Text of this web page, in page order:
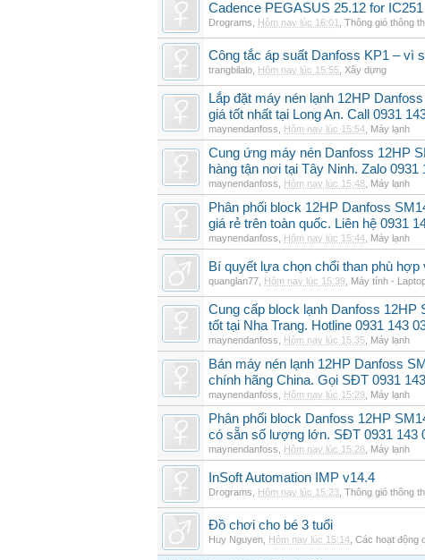
Cadence PEGASUS 25.12 for IC251
Drograms Hôm nay lúc 16:01 Thông gió thông
Công tắc áp suất Danfoss KP1 – vì
trangbilalo Hôm nay lúc 15:55 Xây dựng
Lắp đặt máy nén lạnh 12HP
giá tốt nhất tại Long An. Call 0931
maynendanfoss Hôm nay lúc 15:54 Máy lạnh
Cung ứng máy nén Danfoss 12HP
hàng tận nơi tại Tây Ninh. Zalo 0931
maynendanfoss Hôm nay lúc 15:48 Máy lạnh
Phân phối block 12HP Danfoss
giá rẻ trên toàn quốc. Liên hệ 0931
maynendanfoss Hôm nay lúc 15:44 Máy lạnh
Bí quyết lựa chọn chổi than phù
quanglan77 Hôm nay lúc 15:39 Máy tính -
Cung cấp block lạnh Danfoss 12HP
tốt tại Nha Trang. Hotline 0931 143
maynendanfoss Hôm nay lúc 15:35 Máy lạnh
Bán máy nén lạnh 12HP Danfoss
chính hãng China. Gọi SĐT 0931
maynendanfoss Hôm nay lúc 15:29 Máy lạnh
Phân phối block Danfoss 12HP
có sẵn số lượng lớn. SĐT 0931 143
maynendanfoss Hôm nay lúc 15:28 Máy lạnh
InSoft Automation IMP v14.4
Drograms Hôm nay lúc 15:23 Thông gió thông
Đồ chơi cho bé 3 tuổi
Huy Nguyen Hôm nay lúc 15:14 Các hoạt động